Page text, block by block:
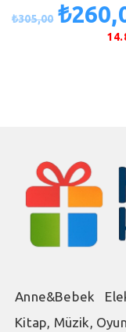
₺305,00 Orijinal
₺
Anne&Bebek
Kitap, Müzik,